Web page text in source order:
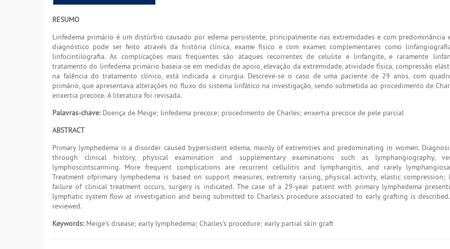
RESUMO
Linfedema primário é um distúrbio causado por edema persistente, principalmente nas extremidades e com predominância
diagnóstico pode ser feito através da história clínica, exame físico e com exames complementares como
linfocintilografia. As complicações mais freqüentes são ataques recorrentes de celulite e linfangite, e raramente
tratamento do linfedema primário baseia-se em medidas de apoio, elevação da extremidade, atividade física, compressão
na falência do tratamento clínico, está indicada a cirurgia. Descreve-se o caso de uma paciente de 29 anos, com
primário, que apresentava alterações no fluxo do sistema linfático na investigação, sendo submetida ao procedimento de
enxertia precoce. A literatura foi revisada.
Palavras-chave:Doença de Meige; linfedema precoce; procedimento de Charles; enxertia precoce de pele parcial
ABSTRACT
Primary lymphedema is a disorder caused bypersistent edema, mainly of extremities and predominating in women.
through clinical history, physical examination and supplementary examinations such as lymphangiography,
lymphoscintscanning. More frequent complications are recurrent cellulitis and lymphangitis, and rarely
Treatment ofprimary lymphedema is based on support measures, extremity raising, physical activity, elastic compression;
failure of clinical treatment occurs, surgery is indicated. The case of a 29-year patient with primary lymphedema
lymphatic system flow at investigation and being submitted to Charles's procedure associated to early grafting is
reviewed.
Keywords:Meige's disease; early lymphedema; Charles's procedure; early partial skin graft